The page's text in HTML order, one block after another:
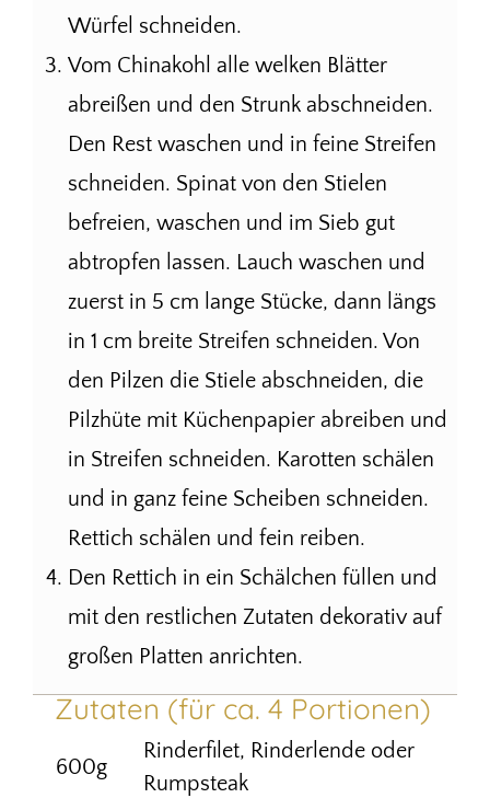
Würfel schneiden.
Vom Chinakohl alle welken Blätter
abreißen und den Strunk abschneiden.
Den Rest waschen und in feine Streifen
schneiden. Spinat von den Stielen
befreien, waschen und im Sieb gut
abtropfen lassen. Lauch waschen und
zuerst in 5 cm lange Stücke, dann längs
in 1 cm breite Streifen schneiden. Von
den Pilzen die Stiele abschneiden, die
Pilzhüte mit Küchenpapier abreiben und
in Streifen schneiden. Karotten schälen
und in ganz feine Scheiben schneiden.
Rettich schälen und fein reiben.
Den Rettich in ein Schälchen füllen und
mit den restlichen Zutaten dekorativ auf
großen Platten anrichten.
Zutaten (für ca. 4 Portionen)
600g
Rinderfilet, Rinderlende oder
Rumpsteak